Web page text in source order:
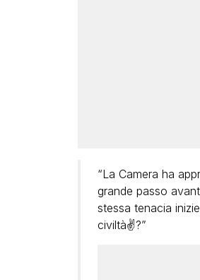
“La Camera ha
grande passo
stessa tenacia
civiltà✌?”